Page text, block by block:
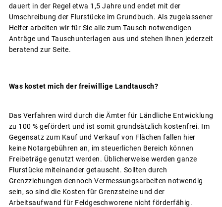
dauert in der Regel etwa 1,5 Jahre und endet mit der
Umschreibung der Flurstücke im Grundbuch. Als zugelassener
Helfer arbeiten wir für Sie alle zum Tausch notwendigen
Anträge und Tauschunterlagen aus und stehen Ihnen jederzeit
beratend zur Seite.
Was kostet mich der freiwillige Landtausch?
Das Verfahren wird durch die Ämter für Ländliche Entwicklung
zu 100 % gefördert und ist somit grundsätzlich kostenfrei. Im
Gegensatz zum Kauf und Verkauf von Flächen fallen hier
keine Notargebühren an, im steuerlichen Bereich können
Freibeträge genutzt werden. Üblicherweise werden ganze
Flurstücke miteinander getauscht. Sollten durch
Grenzziehungen dennoch Vermessungsarbeiten notwendig
sein, so sind die Kosten für Grenzsteine und der
Arbeitsaufwand für Feldgeschworene nicht förderfähig.